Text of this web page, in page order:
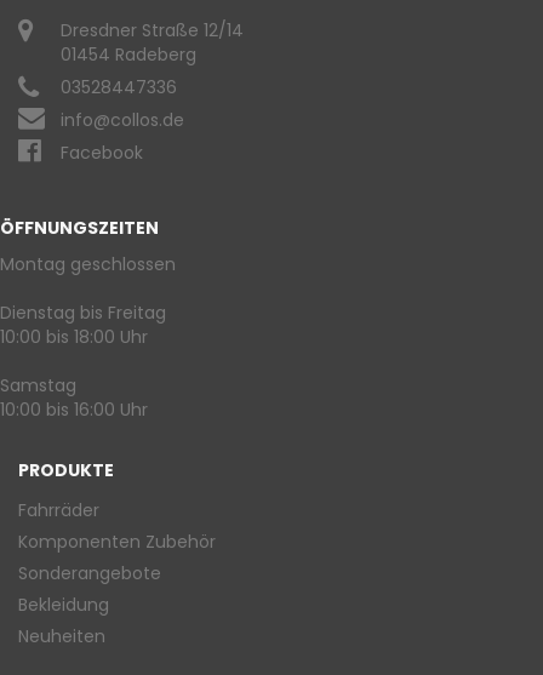
Dresdner Straße 12/14
01454 Radeberg
03528447336
info@collos.de
Facebook
ÖFFNUNGSZEITEN
Montag geschlossen
Dienstag bis Freitag
10:00 bis 18:00 Uhr
Samstag
10:00 bis 16:00 Uhr
PRODUKTE
Fahrräder
Komponenten Zubehör
Sonderangebote
Bekleidung
Neuheiten